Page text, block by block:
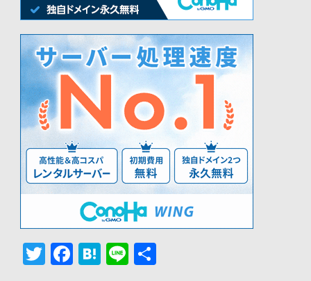
Twitter
Facebook
Hatena
Line
共